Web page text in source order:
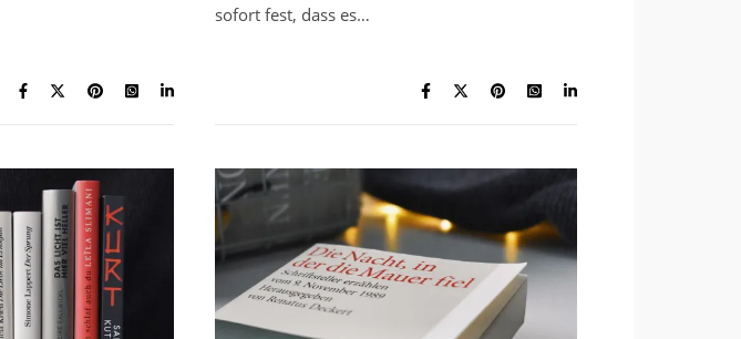
sofort fest, dass es…